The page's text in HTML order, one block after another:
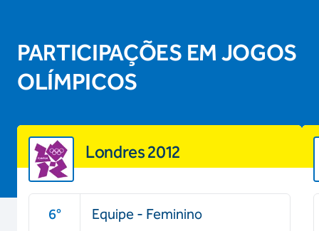
PARTICIPAÇÕES EM JOGOS
OLÍMPICOS
Londres 2012
6° Equipe - Feminino